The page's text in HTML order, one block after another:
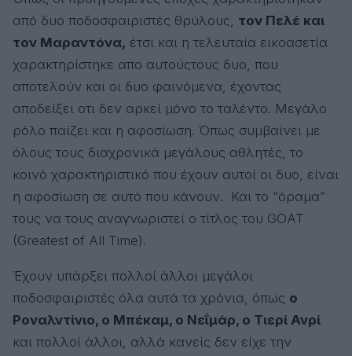
από δυο ποδοσφαιριστές θρύλους, τον Πελέ και
τον Μαραντόνα, έτσι και η τελευταία εικοασετία
χαρακτηρίστηκε απο αυτούςτους δυο, που
αποτελούν και οι δυο φαινόμενα, έχοντας
αποδείξει οτι δεν αρκεί μόνο το ταλέντο. Μεγάλο
ρόλο παίζει και η αφοσίωση. Όπως συμβαίνει με
όλους τους διαχρονικά μεγάλους αθλητές, το
κοινό χαρακτηριστικό που έχουν αυτοί οι δυο, είναι
η αφοσίωση σε αυτό που κάνουν. Και το “όραμα”
τους να τους αναγνωριστεί ο τίτλος του GOAT
(Greatest of All Time).
Έχουν υπάρξει πολλοί άλλοι μεγάλοι
ποδοσφαιριστές όλα αυτά τα χρόνια, όπως ο
Ροναλντίνιο, ο Μπέκαμ, ο Νεΐμάρ, ο Τιερί Ανρί
και πολλοί άλλοι, αλλά κανείς δεν είχε την